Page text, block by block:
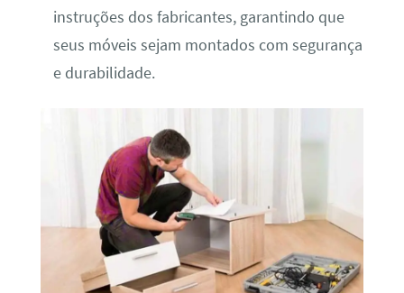
instruções dos fabricantes, garantindo que
seus móveis sejam montados com segurança
e durabilidade.